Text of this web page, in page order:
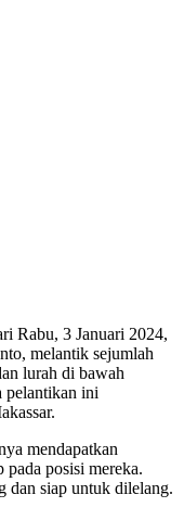
Rabu, 3 Januari 2024,
melantik sejumlah
lurah di bawah
pelantikan ini
mendapatkan
pada posisi mereka.
dan siap untuk dilelang.